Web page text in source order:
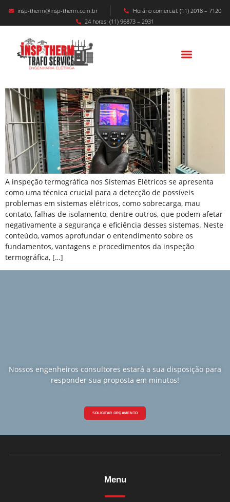
insp-therm@insp-therm.com.br
Horário comercial: (11) 2018 – 7120
24 horas: (11) 96873 – 2931
Inspeção Termográfica Nos Sistemas
Elétricos
A inspeção termográfica nos Sistemas Elétricos se apresenta
como uma técnica crucial para a detecção de possíveis
problemas em sistemas elétricos, como sobrecarga, mau
contato, falhas de isolamento, dentre outros, que podem afetar
negativamente a segurança e eficiência desses sistemas. Neste
conteúdo, vamos aprofundar o entendimento sobre os
fundamentos, vantagens e procedimentos da inspeção
termográfica, […]
Nossos engenheiros consultores estará a sua disposição para
responder sua proposta em minutos!
SOLICITAR ORÇAMENTO
Menu